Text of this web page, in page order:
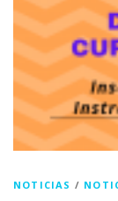
NOTICIAS /